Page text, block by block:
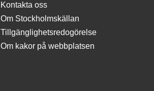
Kontakta oss
Om Stockholmskällan
Tillgänglighetsredogörelse
Om kakor på webbplatsen